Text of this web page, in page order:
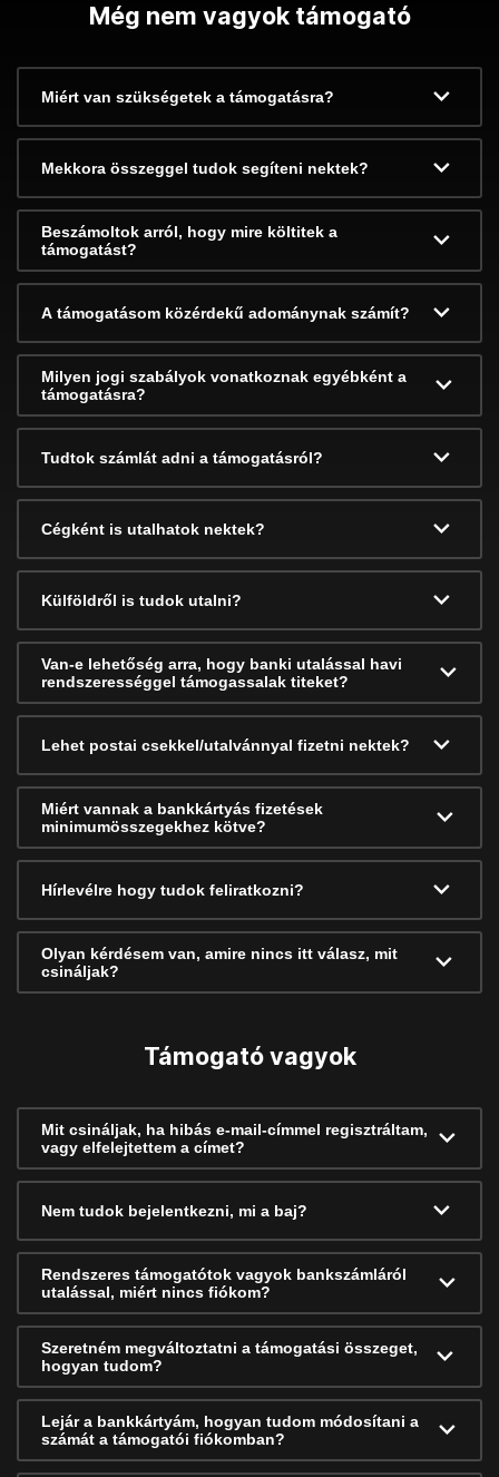
Még nem vagyok támogató
Miért van szükségetek a támogatásra?
Mekkora összeggel tudok segíteni nektek?
Beszámoltok arról, hogy mire költitek a
támogatást?
A támogatásom közérdekű adománynak számít?
Milyen jogi szabályok vonatkoznak egyébként a
támogatásra?
Tudtok számlát adni a támogatásról?
Cégként is utalhatok nektek?
Külföldről is tudok utalni?
Van-e lehetőség arra, hogy banki utalással havi
rendszerességgel támogassalak titeket?
Lehet postai csekkel/utalvánnyal fizetni nektek?
Miért vannak a bankkártyás fizetések
minimumösszegekhez kötve?
Hírlevélre hogy tudok feliratkozni?
Olyan kérdésem van, amire nincs itt válasz, mit
csináljak?
Támogató vagyok
Mit csináljak, ha hibás e-mail-címmel regisztráltam,
vagy elfelejtettem a címet?
Nem tudok bejelentkezni, mi a baj?
Rendszeres támogatótok vagyok bankszámláról
utalással, miért nincs fiókom?
Szeretném megváltoztatni a támogatási összeget,
hogyan tudom?
Lejár a bankkártyám, hogyan tudom módosítani a
számát a támogatói fiókomban?